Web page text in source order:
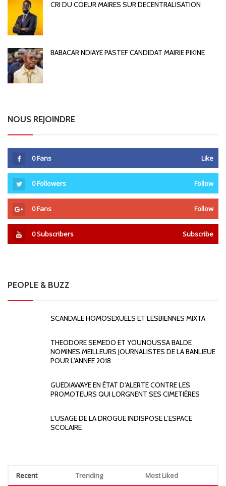
CRI DU COEUR MAIRES SUR DECENTRALISATION
BABACAR NDIAYE PASTEF CANDIDAT MAIRIE PIKINE
NOUS REJOINDRE
0Fans Like
0Followers Follow
0Fans Follow
0Subscribers Subscribe
PEOPLE & BUZZ
SCANDALE HOMOSEXUELS ET LESBIENNES MIXTA
THEODORE SEMEDO ET YOUNOUSSA BALDE
NOMINES MEILLEURS JOURNALISTES DE LA BANLIEUE
POUR L’ANNEE 2018
GUEDIAWAYE EN ÉTAT D’ALERTE CONTRE LES
PROMOTEURS QUI LORGNENT SES CIMETIÈRES
L’USAGE DE LA DROGUE INDISPOSE L’ESPACE
SCOLAIRE
Recent Trending Most Liked